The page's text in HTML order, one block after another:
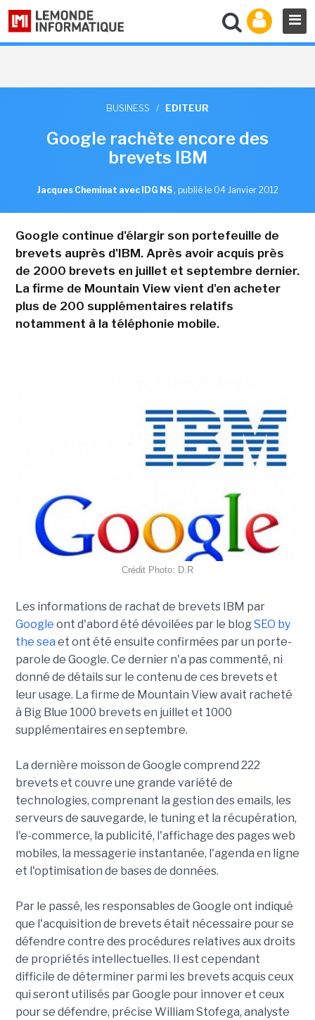
BUSINESS / EDITEUR
Google rachète encore des
brevets IBM
Jacques Cheminat avec IDG NS , publié le 04 Janvier 2012
Google continue d'élargir son portefeuille de
brevets auprès d'IBM. Après avoir acquis près
de 2000 brevets en juillet et septembre dernier.
La firme de Mountain View vient d'en acheter
plus de 200 supplémentaires relatifs
notamment à la téléphonie mobile.
Crédit Photo: D.R
Les informations de rachat de brevets IBM par
Google ont d'abord été dévoilées par le blogSEO by
the sea et ont été ensuite confirmées par un porte-
parole de Google. Ce dernier n'a pas commenté, ni
donné de détails sur le contenu de ces brevets et
leur usage. La firme de Mountain View avait racheté
à Big Blue 1000 brevets en juillet et 1000
supplémentaires en septembre.
La dernière moisson de Google comprend 222
brevets et couvre une grande variété de
technologies, comprenant la gestion des emails, les
serveurs de sauvegarde, le tuning et la récupération,
l'e-commerce, la publicité, l'affichage des pages web
mobiles, la messagerie instantanée, l'agenda en ligne
et l'optimisation de bases de données.
Par le passé, les responsables de Google ont indiqué
que l'acquisition de brevets était nécessaire pour se
défendre contre des procédures relatives aux droits
de propriétés intellectuelles. Il est cependant
difficile de déterminer parmi les brevets acquis ceux
qui seront utilisés par Google pour innover et ceux
pour se défendre, précise William Stofega, analyste